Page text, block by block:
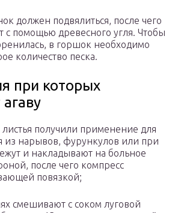
должен подвялиться, после чего
с помощью древесного угля. Чтобы
в горшок необходимо
количество песка.
при которых
получили применение для
из нарывов, фурункулов или при
и накладывают на больное
после чего компресс
повязкой;
смешивают с соком луговой